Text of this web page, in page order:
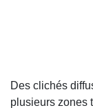
Des clichés
plusieurs zones